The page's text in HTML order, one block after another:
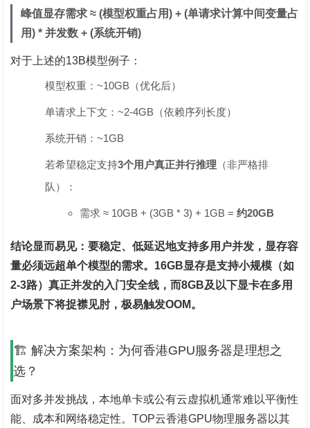
峰值显存需求 ≈ (模型权重占用) + (单请求计算中间变量占
用) * 并发数 + (系统开销)
对于上述的13B模型例子：
模型权重：~10GB（优化后）
单请求上下文：~2-4GB（依赖序列长度）
系统开销：~1GB
若希望稳定支持‌3个用户真正并行推理 ‌（非严格排
队）：
需求 ≈ 10GB + (3GB * 3) + 1GB = ‌约20GB
结论显而易见：要稳定、低延迟地支持多用户并发，显存容
量必须远超单个模型的需求。16GB显存是支持小规模（如
2-3路）真正并发的入门安全线，而8GB及以下显卡在多用
户场景下将捉襟见肘，极易触发OOM。
🏗️ 解决方案架构：为何香港GPU服务器是理想之
选？
面对多并发挑战，本地单卡或公有云虚拟机通常难以平衡性
能、成本和网络稳定性。TOP云香港GPU物理服务器以其